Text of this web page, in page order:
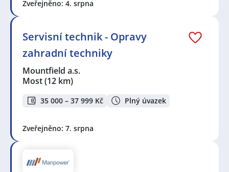
Zveřejněno: 4. srpna
Servisní technik - Opravy
zahradní techniky
Mountfield a.s.
Most(12 km)
35 000 – 37 999 Kč Plný úvazek
Zveřejněno: 7. srpna